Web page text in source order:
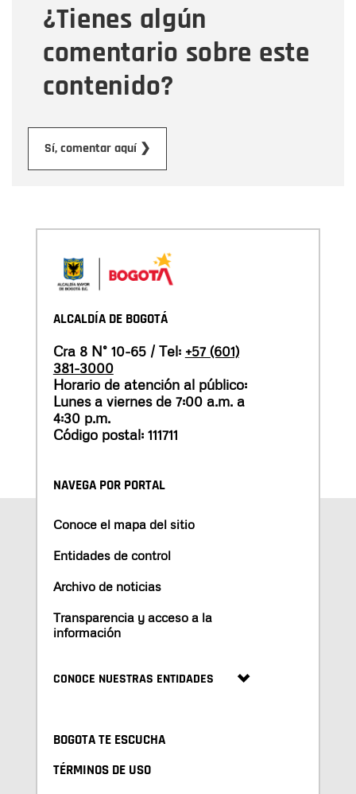
¿Tienes algún
comentario sobre este
contenido?
Sí, comentar aquí ❯
Mensaje
ALCALDÍA DE BOGOTÁ
Cra 8 N° 10-65 / Tel: +57 (601)
381-3000
Horario de atención al público:
Lunes a viernes de 7:00 a.m. a
4:30 p.m.
Código postal: 111711
NAVEGA POR PORTAL
Conoce el mapa del sitio
Entidades de control
Archivo de noticias
Transparencia y acceso a la
información
CONOCE NUESTRAS ENTIDADES
BOGOTA TE ESCUCHA
TÉRMINOS DE USO